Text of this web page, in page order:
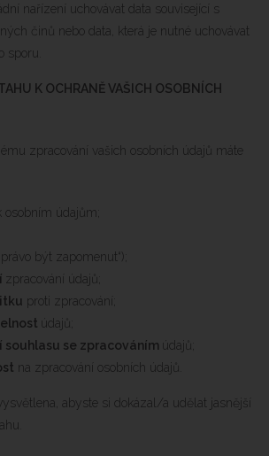
nařízení uchovávat data související s
činů nebo data, která je nutné uchovávat
sporu.
K OCHRANĚ VAŠICH OSOBNÍCH
zpracování vašich osobních údajů máte
osobním údajům;
být zapomenut“);
zpracování údajů;
proti zpracování;
údajů;
souhlasu se zpracováním údajů;
na zpracování osobních údajů.
abyste si dokázal/a udělat jasnější